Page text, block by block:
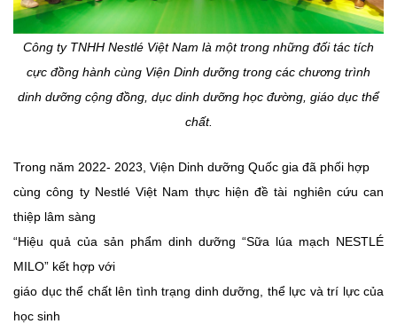
Công ty TNHH Nestlé Việt Nam là một trong những đối tác tích
cực đồng hành cùng Viện Dinh dưỡng trong các chương trình
dinh dưỡng cộng đồng, dục dinh dưỡng học đường, giáo dục thể
chất.
Trong năm 2022- 2023, Viện Dinh dưỡng Quốc gia đã phối hợp
cùng công ty Nestlé Việt Nam thực hiện đề tài nghiên cứu can
thiệp lâm sàng
“Hiệu quả của sản phẩm dinh dưỡng “Sữa lúa mạch NESTLÉ
MILO” kết hợp với
giáo dục thể chất lên tình trạng dinh dưỡng, thể lực và trí lực của
học sinh